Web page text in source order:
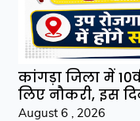
कांगड़ा जिला में
लिए नौकरी, इस
August 6 , 2026